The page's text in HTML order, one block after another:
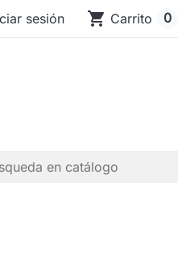
sesión shopping_cart Carrito 0